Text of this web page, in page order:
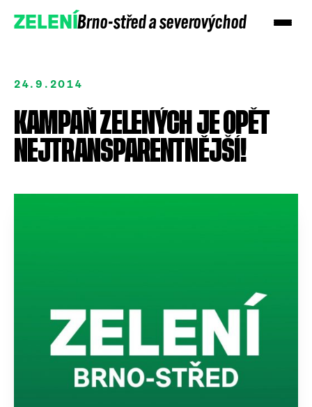
ZELENÍBrno-střed a severovýchod
24.9.2014
KAMPAŇ ZELENÝCH JE OPĚT
NEJTRANSPARENTNĚJŠÍ!